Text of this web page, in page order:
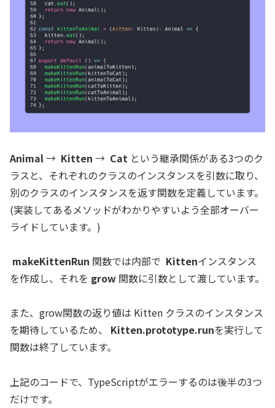
Animal→ Kitten → Cat という継承関係がある3つのク
ラスと、それぞれのクラスのインスタンスを引数に取り、
別のクラスのインスタンスを返す関数を定義しています。
(実装してあるメソッドがわかりやすいよう全部オーバー
ライドしています。)
makeKittenRun 関数では内部で Kittenインスタンス
を作成し、それを grow 関数に引数として渡しています。
また、grow関数の返り値は Kitten クラスのインスタンス
を期待しているため、 Kitten.prototype.runを実行して
関数は終了しています。
上記のコードで、TypeScriptがエラーするのは後半の3つ
だけです。